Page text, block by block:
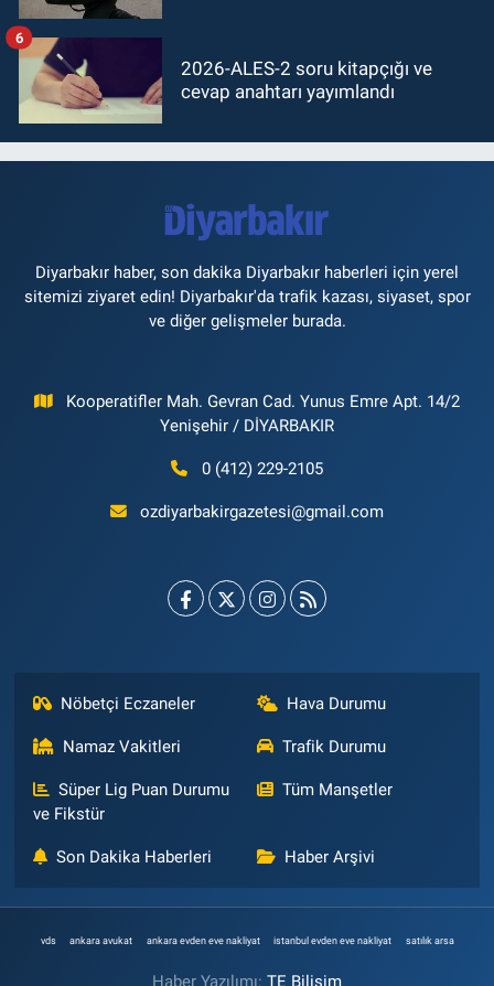
2026-ALES-2 soru kitapçığı ve
cevap anahtarı yayımlandı
6
Diyarbakır haber, son dakika Diyarbakır haberleri için yerel
sitemizi ziyaret edin! Diyarbakır'da trafik kazası, siyaset, spor
ve diğer gelişmeler burada.
Kooperatifler Mah. Gevran Cad. Yunus Emre Apt. 14/2
Yenişehir / DİYARBAKIR
0 (412) 229-2105
ozdiyarbakirgazetesi@gmail.com
Nöbetçi Eczaneler Hava Durumu
Namaz Vakitleri Trafik Durumu
Süper Lig Puan Durumu
ve Fikstür
Tüm Manşetler
Son Dakika Haberleri Haber Arşivi
vds ankara avukat ankara evden eve nakliyat istanbul evden eve nakliyat satılık arsa
Haber Yazılımı: TE Bilişim